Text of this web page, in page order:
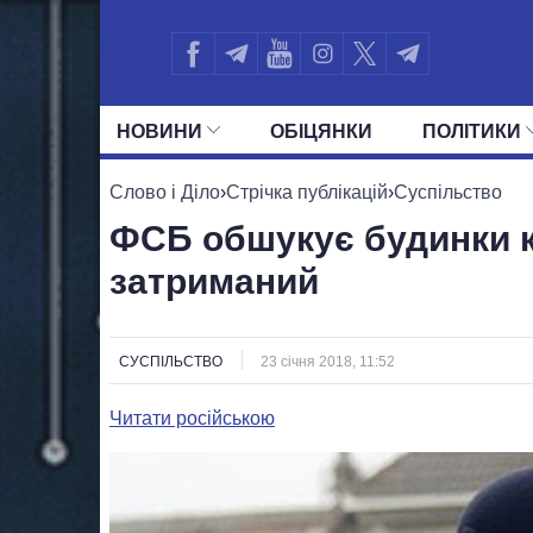
НОВИНИ ОБIЦЯНКИ ПОЛIТИКИ
УСІ ПОЛІТИКИ ПРЕЗИДЕНТ І ОФІС
Слово і Діло›Стрічка публікацій›Суспільство
ФСБ обшукує будинки
затриманий
СУСПІЛЬСТВО 23 січня 2018, 11:52
Читати російською